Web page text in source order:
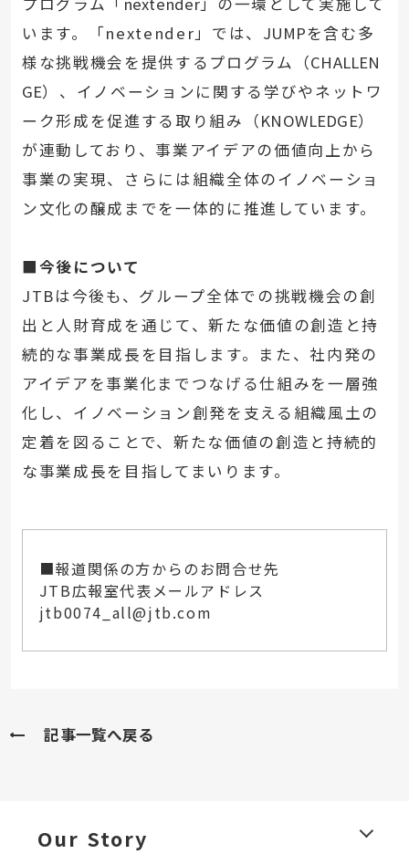
います。「nextender」では、 JUMPを含む多
様な挑戦機会を提供するプログラム（CHALLEN
GE）、イノベーションに関する学びやネットワ
ーク形成を促進する取り組み（KNOWLEDGE）
が連動しており、事業アイデアの価値向上から
事業の実現、さらには組織全体のイノベーショ
ン文化の醸成までを一体的に推進しています。
■今後について
JTBは今後も、グループ全体での挑戦機会の創
出と人財育成を通じて、新たな価値の創造と持
続的な事業成長を目指します。また、社内発の
アイデアを事業化までつなげる仕組みを一層強
化し、イノベーション創発を支える組織風土の
定着を図ることで、新たな価値の創造と持続的
な事業成長を目指してまいります。
■報道関係の方からのお問合せ先
JTB広報室代表メールアドレス
jtb0074_all@jtb.com
記事一覧へ戻る
Our Story